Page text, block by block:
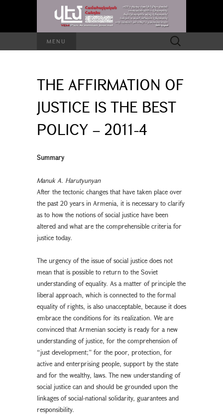
MENU
Search
for:
THE AFFIRMATION OF
JUSTICE IS THE BEST
POLICY – 2011-4
Summary
Manuk A. Harutyunyan
After the tectonic changes that have taken place over
the past 20 years in Armenia, it is necessary to clarify
as to how the notions of social justice have been
altered and what are the comprehensible criteria for
justice today.
The urgency of the issue of social justice does not
mean that is possible to return to the Soviet
understanding of equality. As a matter of principle the
liberal approach, which is connected to the formal
equality of rights, is also unacceptable, because it does
embrace the conditions for its realization. We are
convinced that Armenian society is ready for a new
understanding of justice, for the comprehension of
“just development;” for the poor, protection, for
active and enterprising people, support by the state
and for the wealthy, laws. The new understanding of
social justice can and should be grounded upon the
linkages of social-national solidarity, guarantees and
responsibility.